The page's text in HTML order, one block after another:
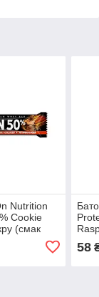
Nutrition
Cookie
(смак
58